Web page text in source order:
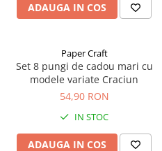
ADAUGA IN COS
Paper Craft
Set 8 pungi de cadou mari cu
modele variate Craciun
54,90 RON
IN STOC
ADAUGA IN COS